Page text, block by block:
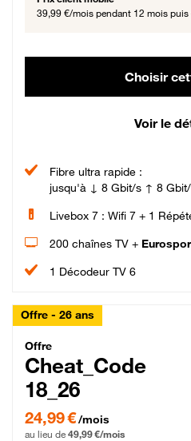
39,99 €/mois pendant 12 mois puis
Choisir
Voir le
Fibre ultra rapide :
jusqu'à ↓ 8 Gbit/s ↑ 8
Livebox 7 : Wifi 7 + 1
200 chaînes TV +
1 Décodeur TV 6
Offre - 26 ans
Cheat_Code
Offre
Cheat_Code
18_26
24,99 € par mois pendant 0 mois puis
24,99 €/mois
au lieu de 49,99 €/mois